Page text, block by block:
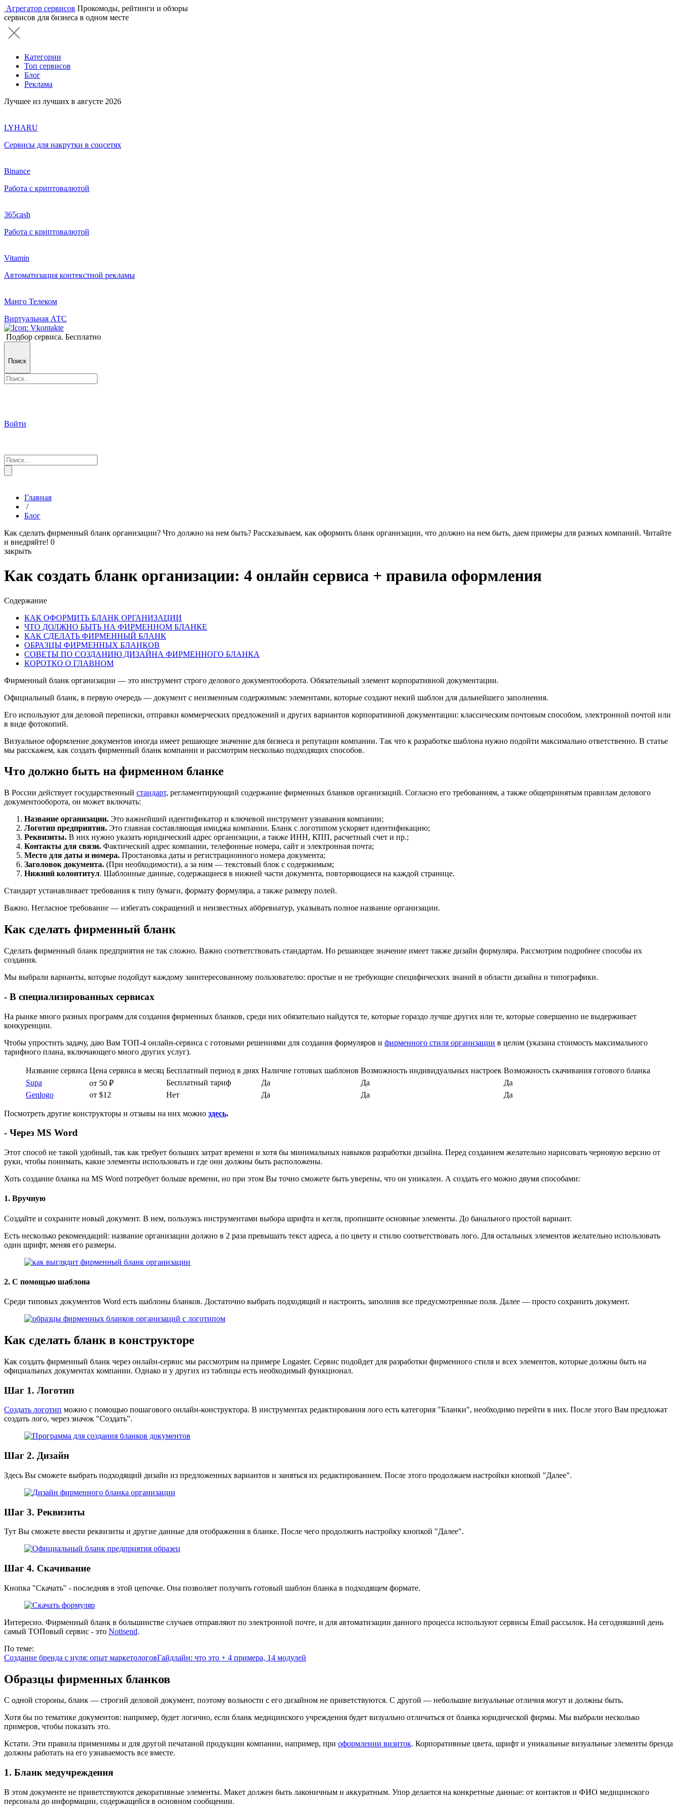
Агрегатор сервисов Прокомоды, рейтинги и обзоры
сервисов для бизнеса в одном месте
Категории
Топ сервисов
Блог
Реклама
Лучшее из лучших в августе 2026
LYHARU
Сервисы для накрутки в соцсетях
Binance
Работа с криптовалютой
365cash
Работа с криптовалютой
Vitamin
Автоматизация контекстной рекламы
Манго Телеком
Виртуальная АТС
Подбор сервиса. Бесплатно
Поиск
Войти
Главная
/
Блог
Как сделать фирменный бланк организации? Что должно на нем быть? Рассказываем, как оформить бланк организации, что должно на нем быть, даем примеры для разных компаний. Читайте
и внедряйте! 0
закрыть
Как создать бланк организации: 4 онлайн сервиса + правила оформления
Содержание
КАК ОФОРМИТЬ БЛАНК ОРГАНИЗАЦИИ
ЧТО ДОЛЖНО БЫТЬ НА ФИРМЕННОМ БЛАНКЕ
КАК СДЕЛАТЬ ФИРМЕННЫЙ БЛАНК
ОБРАЗЦЫ ФИРМЕННЫХ БЛАНКОВ
СОВЕТЫ ПО СОЗДАНИЮ ДИЗАЙНА ФИРМЕННОГО БЛАНКА
КОРОТКО О ГЛАВНОМ
Фирменный бланк организации — это инструмент строго делового документооборота. Обязательный элемент корпоративной документации.
Официальный бланк, в первую очередь — документ с неизменным содержимым: элементами, которые создают некий шаблон для дальнейшего заполнения.
Его используют для деловой переписки, отправки коммерческих предложений и других вариантов корпоративной документации: классическим почтовым способом, электронной почтой или
в виде фотокопий.
Визуальное оформление документов иногда имеет решающее значение для бизнеса и репутации компании. Так что к разработке шаблона нужно подойти максимально ответственно. В статье
мы расскажем, как создать фирменный бланк компании и рассмотрим несколько подходящих способов.
Что должно быть на фирменном бланке
В России действует государственный стандарт, регламентирующий содержание фирменных бланков организаций. Согласно его требованиям, а также общепринятым правилам делового
документооборота, он может включать:
Название организации. Это важнейший идентификатор и ключевой инструмент узнавания компании;
Логотип предприятия. Это главная составляющая имиджа компании. Бланк с логотипом ускоряет идентификацию;
Реквизиты. В них нужно указать юридический адрес организации, а также ИНН, КПП, расчетный счет и пр.;
Контакты для связи. Фактический адрес компании, телефонные номера, сайт и электронная почта;
Место для даты и номера. Простановка даты и регистрационного номера документа;
Заголовок документа. (При необходимости), а за ним — текстовый блок с содержимым;
Нижний колонтитул. Шаблонные данные, содержащиеся в нижней части документа, повторяющиеся на каждой странице.
Стандарт устанавливает требования к типу бумаги, формату формуляра, а также размеру полей.
Важно. Негласное требование — избегать сокращений и неизвестных аббревиатур, указывать полное название организации.
Как сделать фирменный бланк
Сделать фирменный бланк предприятия не так сложно. Важно соответствовать стандартам. Но решающее значение имеет также дизайн формуляра. Рассмотрим подробнее способы их
создания.
Мы выбрали варианты, которые подойдут каждому заинтересованному пользователю: простые и не требующие специфических знаний в области дизайна и типографики.
- В специализированных сервисах
На рынке много разных программ для создания фирменных бланков, среди них обязательно найдутся те, которые гораздо лучше других или те, которые совершенно не выдерживает
конкуренции.
Чтобы упростить задачу, даю Вам ТОП-4 онлайн-сервиса с готовыми решениями для создания формуляров и фирменного стиля организации в целом (указана стоимость максимального
тарифного плана, включающего много других услуг).
Название сервиса Цена сервиса в месяц Бесплатный период в днях Наличие готовых шаблонов Возможность индивидуальных настроек Возможность скачивания готового бланка
Supa
от 50 ₽ Бесплатный тариф Да Да
Да
Genlogo
от $12 Нет Да Да Да
Посмотреть другие конструкторы и отзывы на них можно здесь.
- Через MS Word
Этот способ не такой удобный, так как требует больших затрат времени и хотя бы минимальных навыков разработки дизайна. Перед созданием желательно нарисовать черновую версию от
руки, чтобы понимать, какие элементы использовать и где они должны быть расположены.
Хоть создание бланка на MS Word потребует больше времени, но при этом Вы точно сможете быть уверены, что он уникален. А создать его можно двумя способами:
1. Вручную
Создайте и сохраните новый документ. В нем, пользуясь инструментами выбора шрифта и кегля, пропишите основные элементы. До банального простой вариант.
Есть несколько рекомендаций: название организации должно в 2 раза превышать текст адреса, а по цвету и стилю соответствовать лого. Для остальных элементов желательно использовать
один шрифт, меняя его размеры.
2. С помощью шаблона
Среди типовых документов Word есть шаблоны бланков. Достаточно выбрать подходящий и настроить, заполнив все предусмотренные поля. Далее — просто сохранить документ.
Как сделать бланк в конструкторе
Как создать фирменный бланк через онлайн-сервис мы рассмотрим на примере Logaster. Сервис подойдет для разработки фирменного стиля и всех элементов, которые должны быть на
официальных документах компании. Однако и у других из таблицы есть необходимый функционал.
Шаг 1. Логотип
Создать логотип можно с помощью пошагового онлайн-конструктора. В инструментах редактирования лого есть категория "Бланки", необходимо перейти в них. После этого Вам предложат
создать лого, через значок "Создать".
Шаг 2. Дизайн
Здесь Вы сможете выбрать подходящий дизайн из предложенных вариантов и заняться их редактированием. После этого продолжаем настройки кнопкой "Далее".
Шаг 3. Реквизиты
Тут Вы сможете ввести реквизиты и другие данные для отображения в бланке. После чего продолжить настройку кнопкой "Далее".
Шаг 4. Скачивание
Кнопка "Скачать" - последняя в этой цепочке. Она позволяет получить готовый шаблон бланка в подходящем формате.
Интересно. Фирменный бланк в большинстве случаев отправляют по электронной почте, и для автоматизации данного процесса используют сервисы Email рассылок. На сегодняшний день
самый ТОПовый сервис - это Notisend.
По теме:
Создание бренда с нуля: опыт маркетологовГайдлайн: что это + 4 примера, 14 модулей
Образцы фирменных бланков
С одной стороны, бланк — строгий деловой документ, поэтому вольности с его дизайном не приветствуются. С другой — небольшие визуальные отличия могут и должны быть.
Хотя бы по тематике документов: например, будет логично, если бланк медицинского учреждения будет визуально отличаться от бланка юридической фирмы. Мы выбрали несколько
примеров, чтобы показать это.
Кстати. Эти правила применимы и для другой печатаной продукции компании, например, при оформлении визиток. Корпоративные цвета, шрифт и уникальные визуальные элементы бренда
должны работать на его узнаваемость все вместе.
1. Бланк медучреждения
В этом документе не приветствуются декоративные элементы. Макет должен быть лаконичным и аккуратным. Упор делается на конкретные данные: от контактов и ФИО медицинского
персонала до информации, содержащейся в основном сообщении.